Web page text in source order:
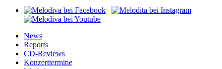
News
Reports
CD-Reviews
Konzerttermine